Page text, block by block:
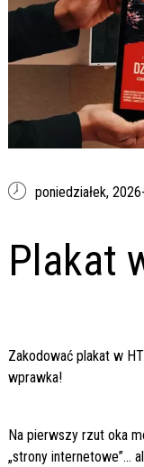
poniedziałek,
Plakat
Zakodować plakat w
wprawka!
Na pierwszy rzut oka
„strony internetowe”…